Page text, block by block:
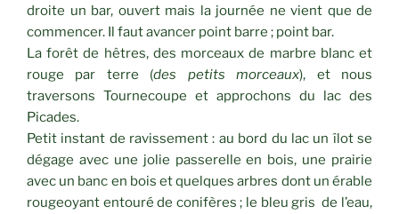
droite un bar, ouvert mais la journée ne vient que de
commencer. Il faut avancer point barre ; point bar.
La forêt de hêtres, des morceaux de marbre blanc et
rouge par terre (des petits morceaux), et nous
traversons Tournecoupe et approchons du lac des
Picades.
Petit instant de ravissement : au bord du lac un îlot se
dégage avec une jolie passerelle en bois, une prairie
avec un banc en bois et quelques arbres dont un érable
rougeoyant entouré de conifères ; le bleu gris de l’eau,